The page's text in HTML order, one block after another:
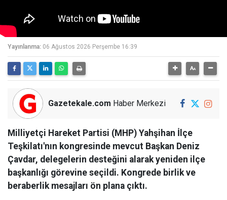
Yayınlanma: 06 Ağustos 2026 Perşembe 16:39
Gazetekale.com Haber Merkezi
Milliyetçi Hareket Partisi (MHP) Yahşihan İlçe
Teşkilatı'nın kongresinde mevcut Başkan Deniz
Çavdar, delegelerin desteğini alarak yeniden ilçe
başkanlığı görevine seçildi. Kongrede birlik ve
beraberlik mesajları ön plana çıktı.